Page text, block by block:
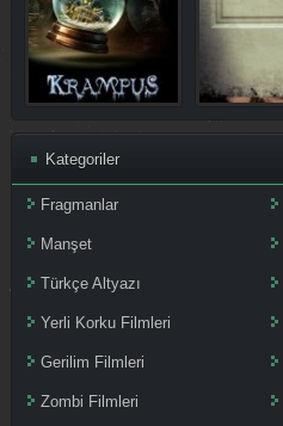
Kategoriler
Fragmanlar
Manşet
Türkçe Altyazı
Yerli Korku Filmleri
Gerilim Filmleri
Zombi Filmleri